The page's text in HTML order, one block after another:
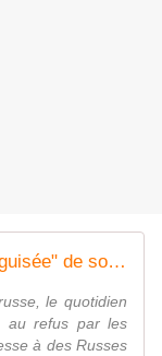
"Le Monde" dénonce "l'expulsion déguisée" de son correspondant à Moscou
le quotidien
au refus par les
à des Russes